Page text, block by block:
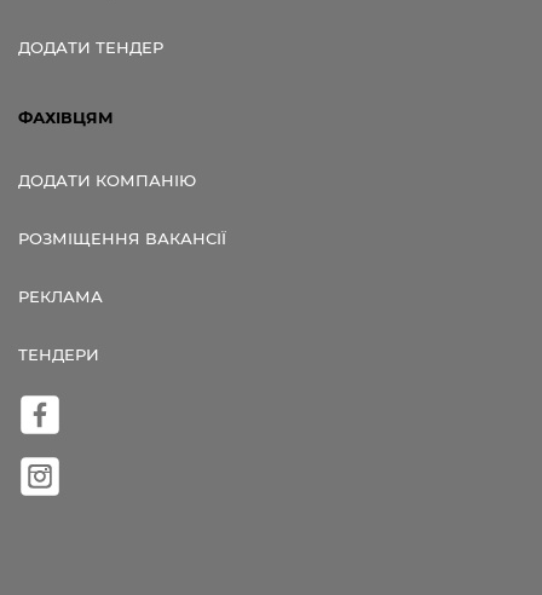
ДОДАТИ ТЕНДЕР
ФАХІВЦЯМ
ДОДАТИ КОМПАНІЮ
РОЗМІЩЕННЯ ВАКАНСІЇ
РЕКЛАМА
ТЕНДЕРИ